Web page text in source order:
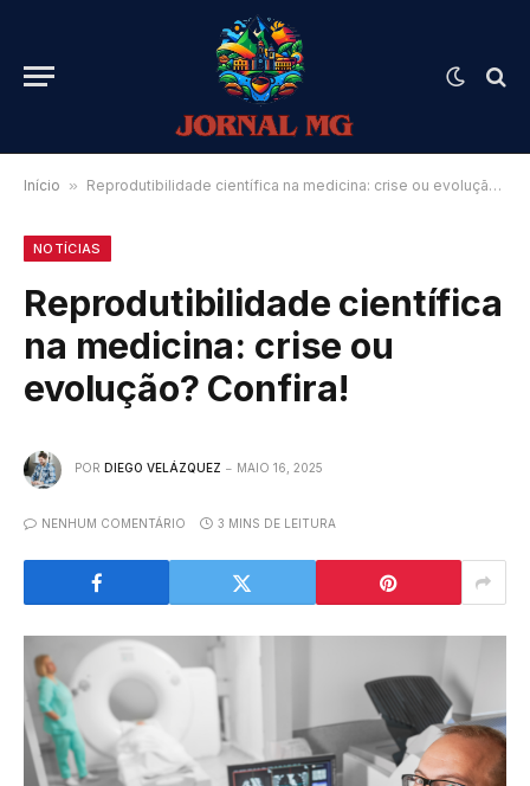
Início » Reprodutibilidade científica na medicina: crise ou evolução? Confira!
NOTÍCIAS
Reprodutibilidade científica
na medicina: crise ou
evolução? Confira!
POR DIEGO VELÁZQUEZ MAIO 16, 2025
NENHUM COMENTÁRIO 3 MINS DE LEITURA